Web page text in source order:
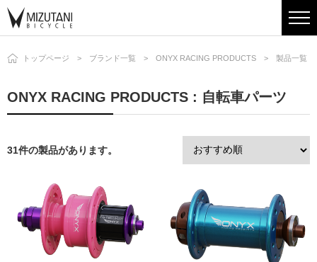
トップページ ブランド一覧 ONYX RACING PRODUCTS 製品一覧
ONYX RACING PRODUCTS : 自転車パーツ
31件の製品があります。